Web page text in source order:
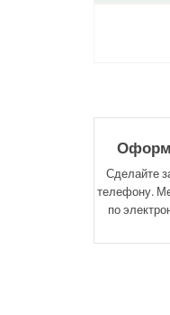
Сделайте
телефону.
по